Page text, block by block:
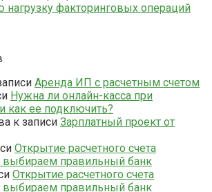
нагрузку факторинговых операций
Аренда ИП с расчетным счетом
Нужна ли онлайн-касса при
как ее подключить?
к записи Зарплатный проект от
Открытие расчетного счета
выбираем правильный банк
Открытие расчетного счета
выбираем правильный банк